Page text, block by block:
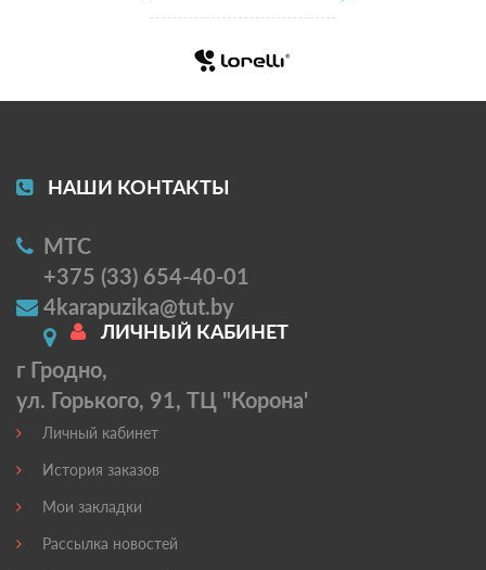
НАШИ КОНТАКТЫ
МТС
+375 (33) 654-40-01
4karapuzika@tut.by
г Гродно,
ул. Горького, 91, ТЦ "Корона'
ЛИЧНЫЙ КАБИНЕТ
Личный кабинет
История заказов
Мои закладки
Рассылка новостей